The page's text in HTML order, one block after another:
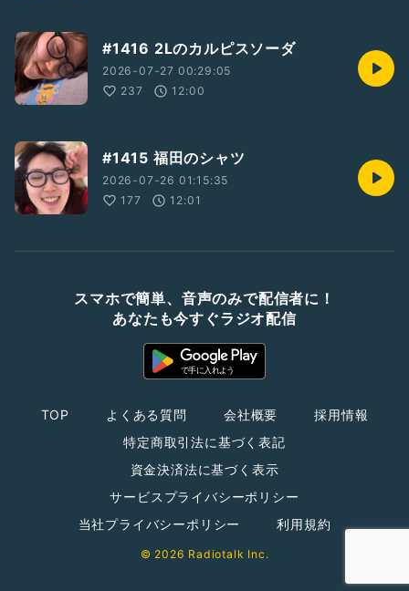
#1416 2Lのカルピスソーダ
2026-07-27 00:29:05
237
12:00
#1415 福田のシャツ
2026-07-26 01:15:35
177
12:01
スマホで簡単、音声のみで配信者に！
あなたも今すぐラジオ配信
TOP よくある質問 会社概要
採用情報
特定商取引法に基づく表記
資金決済法に基づく表示
サービスプライバシーポリシー
当社プライバシーポリシー
利用規約
© 2026 Radiotalk Inc.